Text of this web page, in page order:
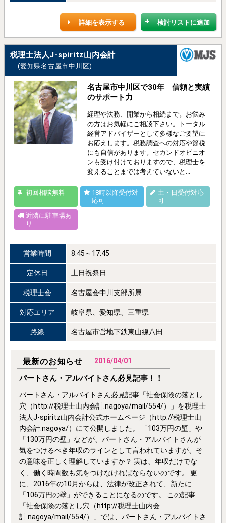
検討リストに追加
詳細を表示する
税理士法人J-spiritz山内会計
(愛知県名古屋市中川区)
名古屋市中川区で30年 信頼と実績
のサポート力
経理や法務、開業から相続まで。お悩み
の方はお気軽にご相談下さい。トータル
経営アドバイザーとして多様なご要望に
お応えします。税務調査への対応や節税
にも自信があります。セカンドオピニオ
ンも受け付けておりますので、税理士を
変えることまでは考えていないと...
初回相談無料
18時以降受付対
応可
土・日受付対応
可
近隣に駐車場あ
り
営業時間 8:45～17:45
定休日 土日祝祭日
税理士会 名古屋会中川支部所属
対応エリア 岐阜県、愛知県、三重県
路線 名古屋市営地下鉄東山線八田
最新のお知らせ 2016/04/01
パートさん・アルバイトさん必見記事！！
パートさん・アルバイトさん必見記事「社会保険の落とし
穴（http://税理士山内会計.nagoya/mail/554/）」を税理士
法人J-spiritz山内会計公式ホームページ（http://税理士山
内会計.nagoya/）にて公開しました。 「103万円の壁」や
「130万円の壁」などが、パートさん・アルバイトさんが
気をつけるべき年収のラインとして言われていますが、そ
の意味を正しく理解していますか？ 実は、年収だけでな
く、働く時間数も気をつけなければならないのです。 更
に、2016年の10月からは、法律が改正されて、新たに
「106万円の壁」ができることになるのです。 この記事
「社会保険の落とし穴（http://税理士山内会
計.nagoya/mail/554/）」では、パートさん・アルバイトさ